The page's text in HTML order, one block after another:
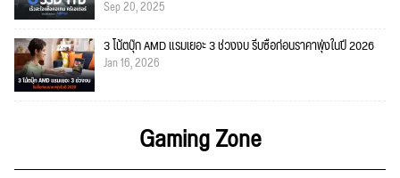
Sep 20, 2025
3 โน้ตบุ๊ก AMD แรมเยอะ 3 ช่วงงบ รีบซื้อก่อนราคาพุ่งในปี 2026
Jan 16, 2026
Gaming Zone